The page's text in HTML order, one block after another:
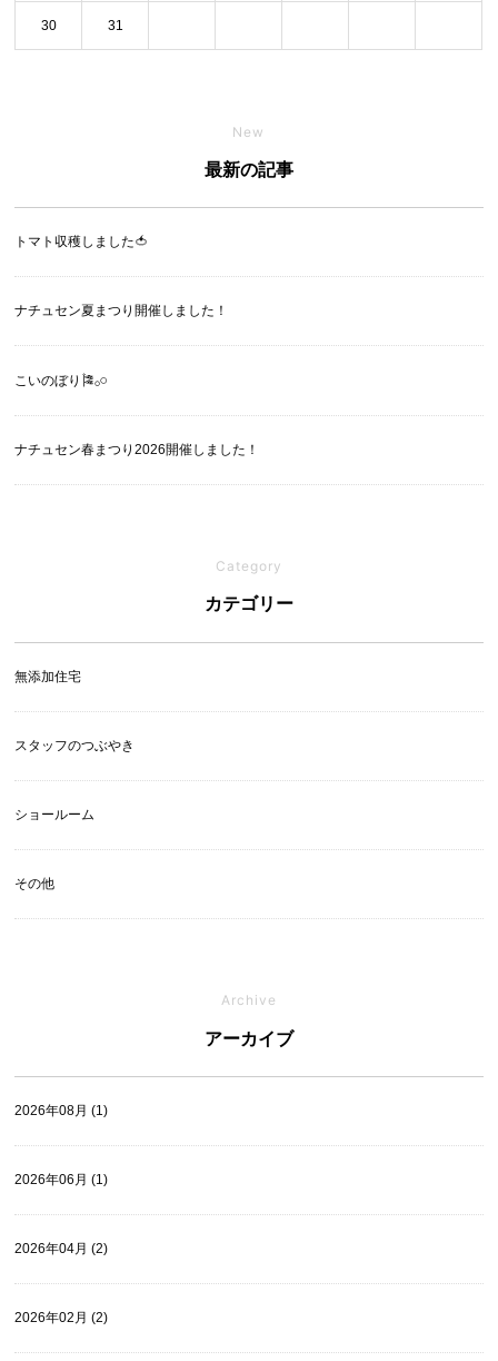
30 31
New
最新の記事
トマト収穫しました🍅
ナチュセン夏まつり開催しました！
こいのぼり🎏‪𓂂𓏸
ナチュセン春まつり2026開催しました！
Category
カテゴリー
無添加住宅
スタッフのつぶやき
ショールーム
その他
Archive
アーカイブ
2026年08月 (1)
2026年06月 (1)
2026年04月 (2)
2026年02月 (2)